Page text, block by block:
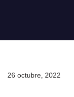
al
26 octubre, 2022